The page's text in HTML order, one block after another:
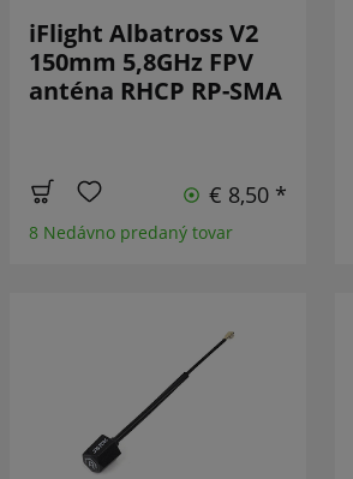
iFlight Albatross V2
150mm 5,8GHz FPV
anténa RHCP RP-SMA
€ 8,50 *
8 Nedávno predaný tovar